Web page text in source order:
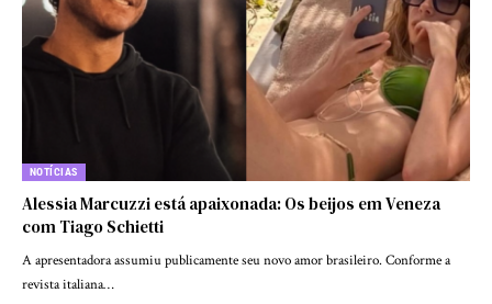
NOTÍCIAS
Alessia Marcuzzi está apaixonada: Os beijos em Veneza
com Tiago Schietti
A apresentadora assumiu publicamente seu novo amor brasileiro. Conforme a
revista italiana…